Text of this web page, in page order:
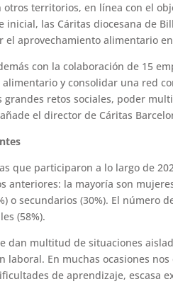
territorios, en línea con el
inicial, las Cáritas diocesana de
el aprovechamiento alimentario
con la colaboración de 15
y consolidar una red
grandes retos sociales, poder
el director de Cáritas
que participaron a lo largo de
anteriores: la mayoría son
o secundarios (30%). El número
(58%).
dan multitud de situaciones
laboral. En muchas ocasiones
de aprendizaje, escasa